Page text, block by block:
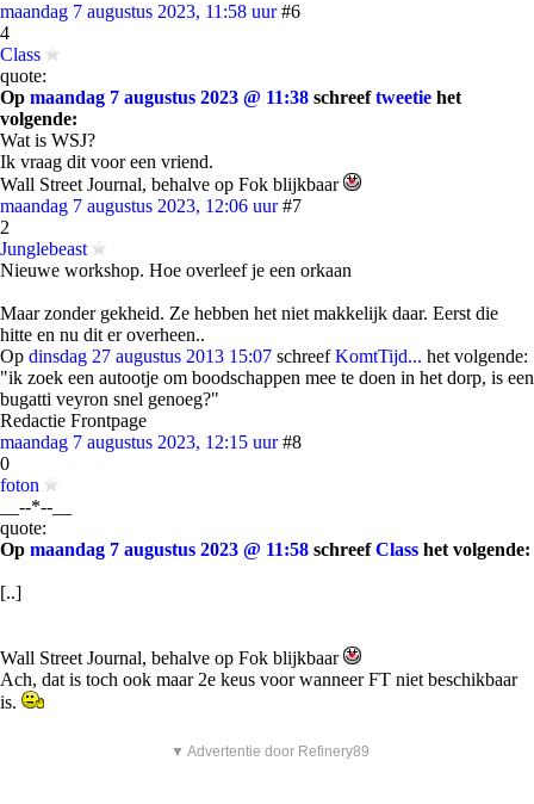
maandag 7 augustus 2023, 11:58 uur #6
4
Class
quote:
Op maandag 7 augustus 2023 @ 11:38 schreeftweetie het
volgende:
Wat is WSJ?
Ik vraag dit voor een vriend.
Wall Street Journal, behalve op Fok blijkbaar
maandag 7 augustus 2023, 12:06 uur #7
2
Junglebeast
Nieuwe workshop. Hoe overleef je een orkaan
Maar zonder gekheid. Ze hebben het niet makkelijk daar. Eerst die
hitte en nu dit er overheen..
Op dinsdag 27 augustus 2013 15:07 schreefKomtTijd... het volgende:
"ik zoek een autootje om boodschappen mee te doen in het dorp, is een
bugatti veyron snel genoeg?"
Redactie Frontpage
maandag 7 augustus 2023, 12:15 uur #8
0
foton
__--*--__
quote:
Op maandag 7 augustus 2023 @ 11:58 schreefClass het volgende:
[..]
Wall Street Journal, behalve op Fok blijkbaar
Ach, dat is toch ook maar 2e keus voor wanneer FT niet beschikbaar
is.
▼ Advertentie door Refinery89